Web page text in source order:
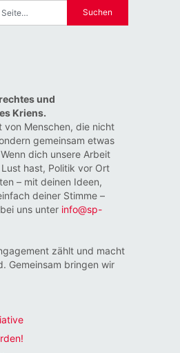
und
Kriens.
von Menschen, die nicht
gemeinsam etwas
dich unsere Arbeit
hast, Politik vor Ort
– mit deinen Ideen,
deiner Stimme –
uns unter info@sp-
zählt und macht
Gemeinsam bringen wir